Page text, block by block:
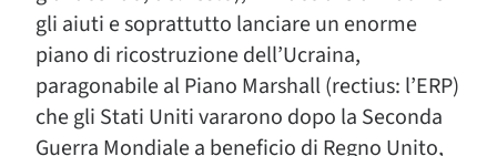
gli aiuti e soprattutto lanciare un enorme
piano di ricostruzione dell’Ucraina,
paragonabile al Piano Marshall (rectius: l’ERP)
che gli Stati Uniti vararono dopo la Seconda
Guerra Mondiale a beneficio di Regno Unito,